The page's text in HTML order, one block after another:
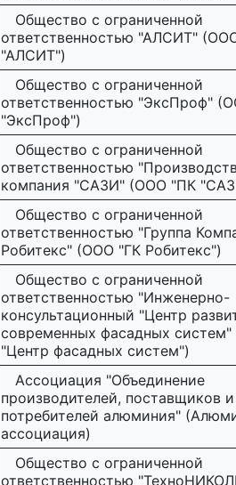
Общество с ограниченной
ответственностью "АЛСИТ"
"АЛСИТ")
Общество с ограниченной
ответственностью "ЭксПроф"
"ЭксПроф")
Общество с ограниченной
ответственностью
компания "САЗИ" (ООО "ПК
Общество с ограниченной
ответственностью "Группа
Робитекс" (ООО "ГК Робитекс")
Общество с ограниченной
ответственностью "Инженерно-
консультационный "Центр
современных фасадных
"Центр фасадных систем")
Ассоциация "Объединение
производителей, поставщиков и
потребителей алюминия"
ассоциация)
Общество с ограниченной
ответственностью